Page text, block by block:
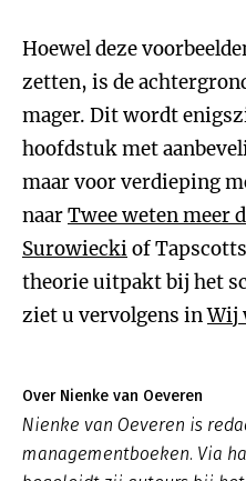
Hoewel deze
zetten, is de
mager. Dit wordt
hoofdstuk met
maar voor verdieping
naarTwee weten meer
Surowieckiof
theorie uitpakt bij het
ziet u vervolgens inWij
Over Nienke van Oeveren
Nienke van Oeveren is
managementboeken. Via